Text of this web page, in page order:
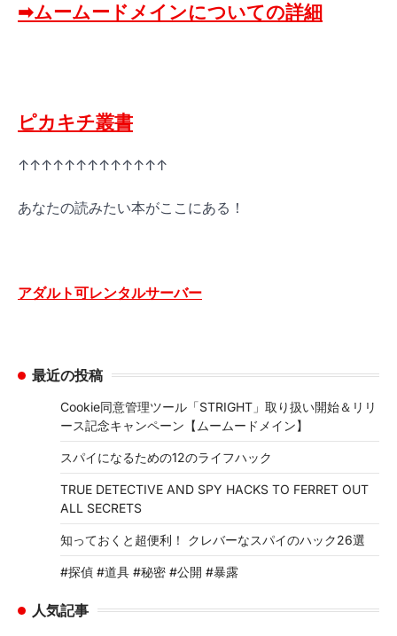
➡ムームードメインについての詳細
ピカキチ叢書
↑↑↑↑↑↑↑↑↑↑↑↑↑
あなたの読みたい本がここにある！
アダルト可レンタルサーバー
最近の投稿
Cookie同意管理ツール「STRIGHT」取り扱い開始＆リリ
ース記念キャンペーン【ムームードメイン】
スパイになるための12のライフハック
TRUE DETECTIVE AND SPY HACKS TO FERRET OUT
ALL SECRETS
知っておくと超便利！ クレバーなスパイのハック26選
#探偵 #道具 #秘密 #公開 #暴露
人気記事